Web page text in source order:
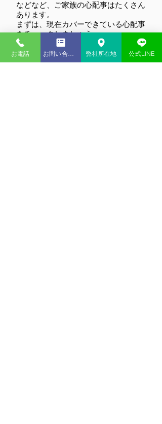
などなど、ご家族の心配事はたくさん
あります。
まずは、現在カバーできている心配事
をチェックしましょう。
そして、お客様にとってどんな心配事
が起こりやすく、どんな心配事が重大
なのかをご一緒に考えさせてくださ
お電話 弊社所在地 公式LINE